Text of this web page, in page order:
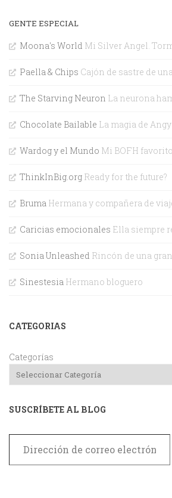
GENTE ESPECIAL
Moona's World Mi Silver Angel.
Paella & Chips Cajón de sastre de
The Starving Neuron La neurona
Chocolate Bailable La magia de Angy
Wardog y el Mundo Mi BOFH favorito
ThinkInBig.org Ready for the future?
Bruma Hermana y compañera de
Caricias emocionales Ella siempre
Sonia Unleashed Rincón de una
Sinestesia Hermano bloguero
CATEGORIAS
Categorías
SUSCRÍBETE AL BLOG
Dirección de correo electrónico